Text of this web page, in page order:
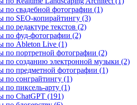
по свадебной фотографии (1)
по SEO-копирайтингу (3)
по редактуре текстов (2)
по фуд-фотографии (2)
по Ableton Live (1)
по портретной фотографии (2)
по созданию электронной музыки (2)
по предметной фотографии (1)
по сонграйтингу (1)
по пиксель-арту (1)
по ChatGPT (191)